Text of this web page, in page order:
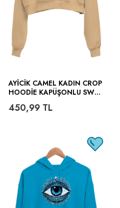
AYICIK CAMEL KADIN CROP
HOODIE KAPÜŞONLU SWEA
450,99 TL